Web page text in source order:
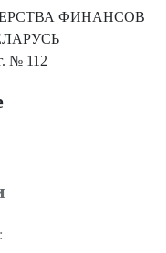
ФИНАНСОВ
№ 112